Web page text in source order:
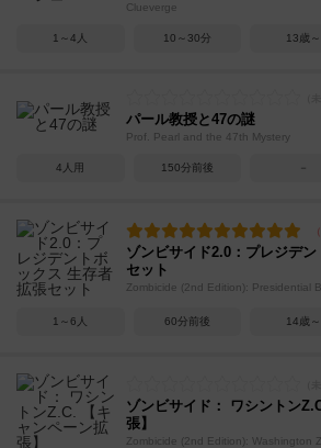
Clueverge
1～4人 10～30分 13歳～
パール教授と47の謎
Prof. Pearl and the 47th Mystery
4人用 150分前後 －
ゾンビサイド2.0：プレジデ
セット
Zombicide (2nd Edition): Presidential
1～6人 60分前後 14歳～
ゾンビサイド： ワシントン
張】
Zombicide (2nd Edition): Washington